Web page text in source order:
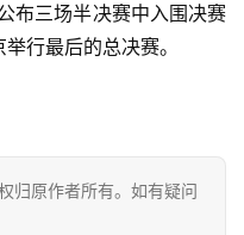
布三场半决赛中入围决赛
行最后的总决赛。
归原作者所有。如有疑问